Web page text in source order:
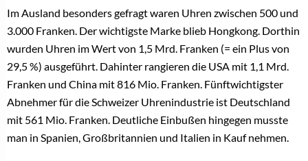
Im Ausland besonders gefragt waren Uhren zwischen 500 und
3.000 Franken. Der wichtigste Marke blieb Hongkong. Dorthin
wurden Uhren im Wert von 1,5 Mrd. Franken (= ein Plus von
29,5 %) ausgeführt. Dahinter rangieren die USA mit 1,1 Mrd.
Franken und China mit 816 Mio. Franken. Fünftwichtigster
Abnehmer für die Schweizer Uhrenindustrie ist Deutschland
mit 561 Mio. Franken. Deutliche Einbußen hingegen musste
man in Spanien, Großbritannien und Italien in Kauf nehmen.